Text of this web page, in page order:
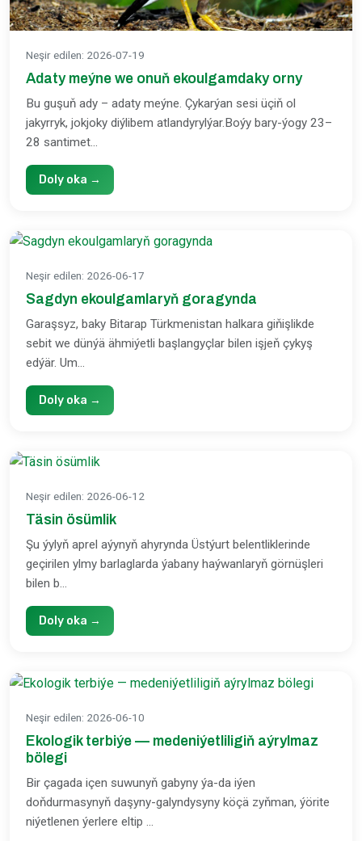
Neşir edilen: 2026-07-19
Adaty meýne we onuň ekoulgamdaky orny
Bu guşuň ady – adaty meýne. Çykarýan sesi üçiň ol
jakyrryk, jokjoky diýlibem atlandyrylýar.Boýy bary-ýogy 23–
28 santimet...
Doly oka →
Neşir edilen: 2026-06-17
Sagdyn ekoulgamlaryň goragynda
Garaşsyz, baky Bitarap Türkmenistan halkara giňişlikde
sebit we dünýä ähmiýetli başlangyçlar bilen işjeň çykyş
edýär. Um...
Doly oka →
Neşir edilen: 2026-06-12
Täsin ösümlik
Şu ýylyň aprel aýynyň ahyrynda Üstýurt belentliklerinde
geçirilen ylmy barlaglarda ýabany haýwanlaryň görnüşleri
bilen b...
Doly oka →
Neşir edilen: 2026-06-10
Ekologik terbiýe — medeniýetliligiň aýrylmaz
bölegi
Bir çagada içen suwunyň gabyny ýa-da iýen
doňdurmasynyň daşyny-galyndysyny köçä zyňman, ýörite
niýetlenen ýerlere eltip ...